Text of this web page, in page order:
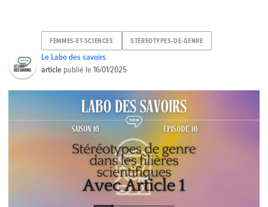
FEMMES-ET-SCIENCES STEREOTYPES-DE-GENRE
Le Labo des savoirs
article publié le16/01/2025